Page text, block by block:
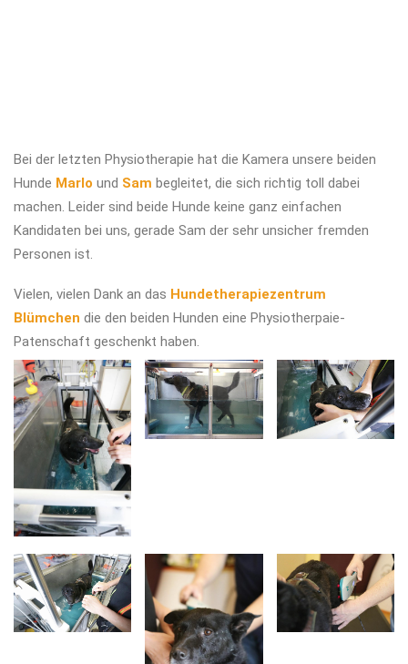
Bei der letzten Physiotherapie hat die Kamera unsere beiden
Hunde Marlo und Sam begleitet, die sich richtig toll dabei
machen. Leider sind beide Hunde keine ganz einfachen
Kandidaten bei uns, gerade Sam der sehr unsicher fremden
Personen ist.
Vielen, vielen Dank an das Hundetherapiezentrum
Blümchen die den beiden Hunden eine Physiotherpaie-
Patenschaft geschenkt haben.